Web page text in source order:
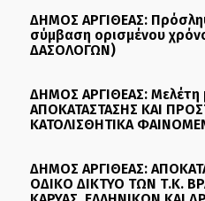
ΔΗΜΟΣ ΑΡΓΙΘΕΑΣ:
σύμβαση ορισμένου
ΔΑΣΟΛΟΓΩΝ)
ΔΗΜΟΣ ΑΡΓΙΘΕΑΣ: Μελέτη
ΑΠΟΚΑΤΑΣΤΑΣΗΣ ΚΑΙ
ΚΑΤΟΛΙΣΘΗΤΙΚΑ
ΔΗΜΟΣ ΑΡΓΙΘΕΑΣ:
ΟΔΙΚΟ ΔΙΚΤΥΟ ΤΩΝ Τ.Κ.